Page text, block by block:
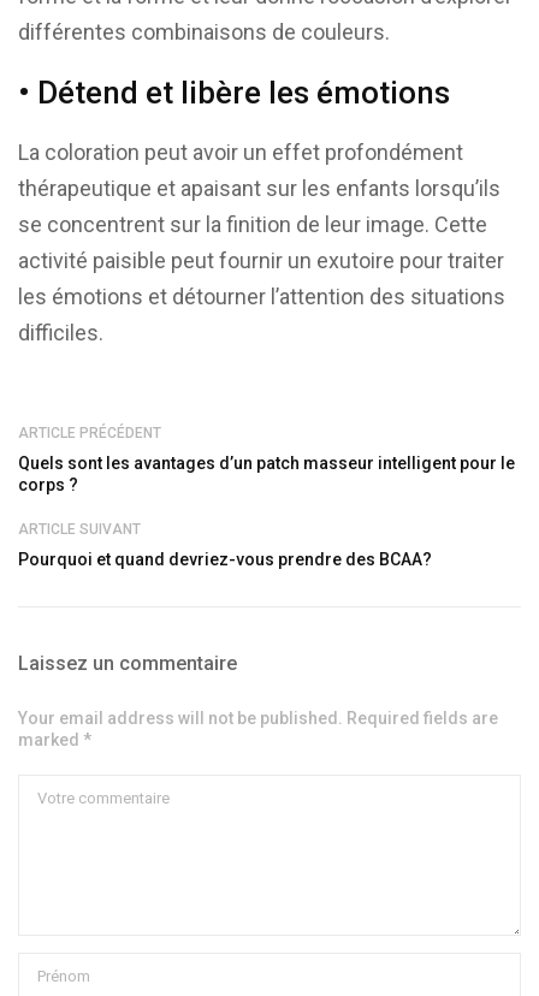
différentes combinaisons de couleurs.
• Détend et libère les émotions
La coloration peut avoir un effet profondément
thérapeutique et apaisant sur les enfants lorsqu’ils
se concentrent sur la finition de leur image. Cette
activité paisible peut fournir un exutoire pour traiter
les émotions et détourner l’attention des situations
difficiles.
ARTICLE PRÉCÉDENT
Quels sont les avantages d’un patch masseur intelligent pour le
corps ?
ARTICLE SUIVANT
Pourquoi et quand devriez-vous prendre des BCAA?
Laissez un commentaire
Your email address will not be published. Required fields are
marked *